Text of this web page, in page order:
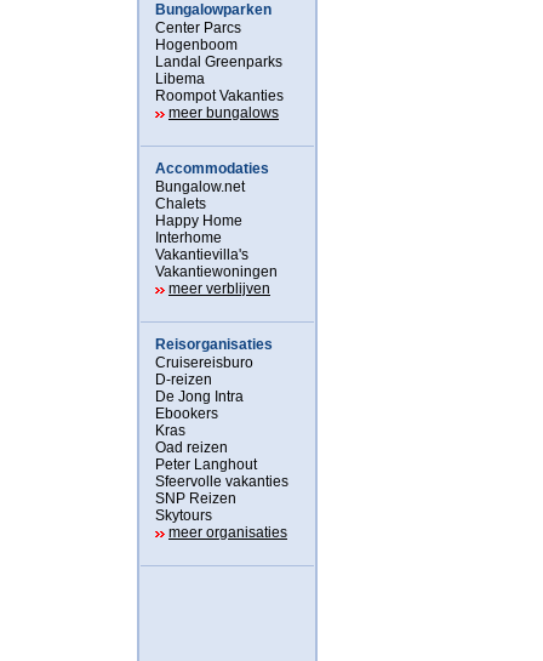
Bungalowparken
Center Parcs
Hogenboom
Landal Greenparks
Libema
Roompot Vakanties
meer bungalows
Accommodaties
Bungalow.net
Chalets
Happy Home
Interhome
Vakantievilla's
Vakantiewoningen
meer verblijven
Reisorganisaties
Cruisereisburo
D-reizen
De Jong Intra
Ebookers
Kras
Oad reizen
Peter Langhout
Sfeervolle vakanties
SNP Reizen
Skytours
meer organisaties